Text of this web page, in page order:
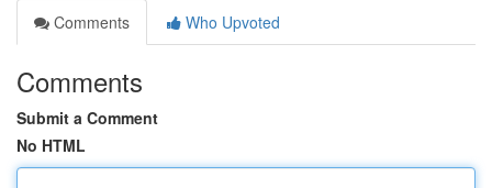
Comments
Who Upvoted
Comments
Submit a Comment
No HTML